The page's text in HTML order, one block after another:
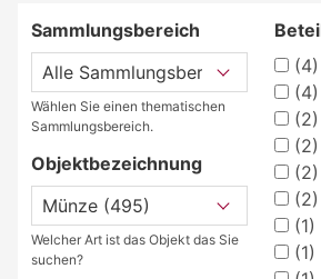
Sammlungsbereich
Wählen Sie einen thematischen
Sammlungsbereich.
Objektbezeichnung
Welcher Art ist das Objekt das Sie
suchen?
(4)
(4)
(2)
(2)
(2)
(2)
(1)
(1)